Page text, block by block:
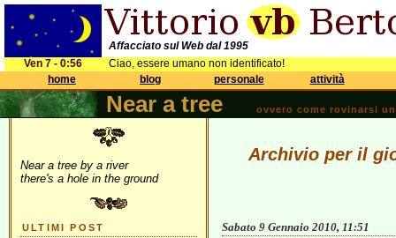
Affacciato sul Web dal 1995
Ven 7 - 0:56
Ciao, essere umano non identificato!
home
blog personale attività
Near a tree ovvero come rovinarsi
Near a tree by a river
there's a hole in the ground
ULTIMI POST
Archivio per il
Sabato 9 Gennaio 2010, 11:51